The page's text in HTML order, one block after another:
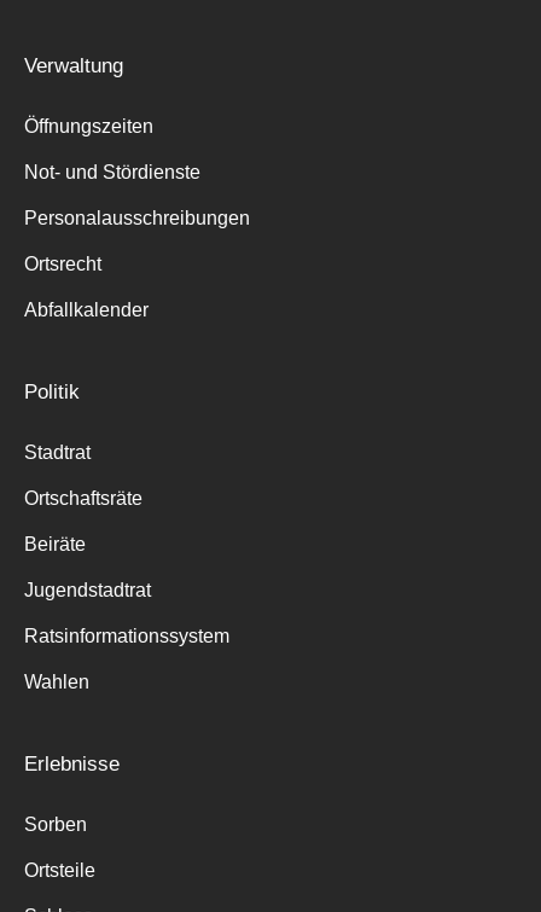
Verwaltung
Öffnungszeiten
Not- und Stördienste
Personalausschreibungen
Ortsrecht
Abfallkalender
Politik
Stadtrat
Ortschaftsräte
Beiräte
Jugendstadtrat
Ratsinformationssystem
Wahlen
Erlebnisse
Sorben
Ortsteile